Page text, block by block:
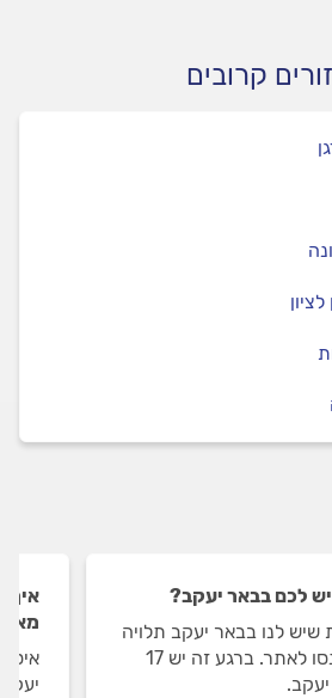
קרובים
לכם בבאר יעקב?
שיש לנו בבאר יעקב תלויה
ביום ובשעה בה תיכנסו לאתר. ברגע זה יש 17
איך